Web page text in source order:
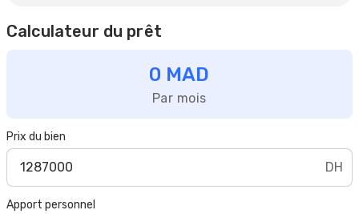
Calculateur du prêt
Prix du bien
DH
Apport personnel
0 MAD
Par mois